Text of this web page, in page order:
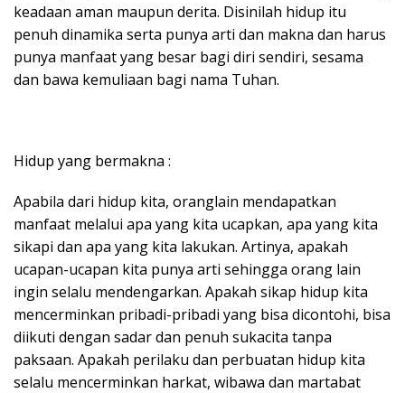
keadaan aman maupun derita. Disinilah hidup itu
penuh dinamika serta punya arti dan makna dan harus
punya manfaat yang besar bagi diri sendiri, sesama
dan bawa kemuliaan bagi nama Tuhan.
Hidup yang bermakna :
Apabila dari hidup kita, oranglain mendapatkan
manfaat melalui apa yang kita ucapkan, apa yang kita
sikapi dan apa yang kita lakukan. Artinya, apakah
ucapan-ucapan kita punya arti sehingga orang lain
ingin selalu mendengarkan. Apakah sikap hidup kita
mencerminkan pribadi-pribadi yang bisa dicontohi, bisa
diikuti dengan sadar dan penuh sukacita tanpa
paksaan. Apakah perilaku dan perbuatan hidup kita
selalu mencerminkan harkat, wibawa dan martabat